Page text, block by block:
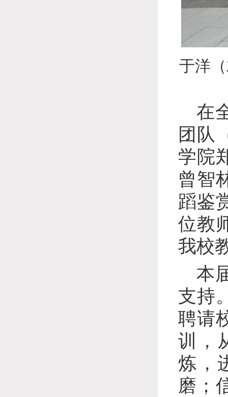
于洋
在
团队
学院
曾智
蹈鉴
位教
我校
本
支持
聘请
训，
炼，
磨；